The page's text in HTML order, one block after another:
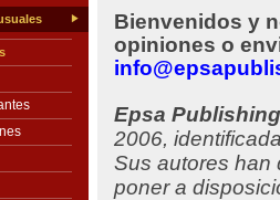
Bienvenidos y
opiniones o
Epsa Publishing
2006,
Sus autores han
poner a